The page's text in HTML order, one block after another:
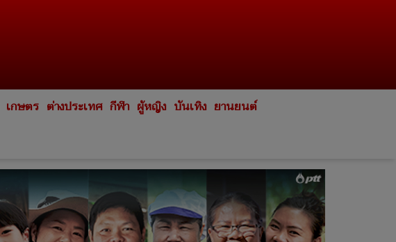
เกษตร ต่างประเทศ กีฬา ผู้หญิง บันเทิง ยานยนต์